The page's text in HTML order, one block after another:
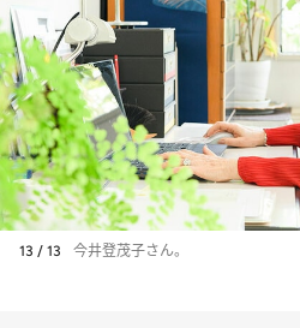
13 / 13 今井登茂子さん。